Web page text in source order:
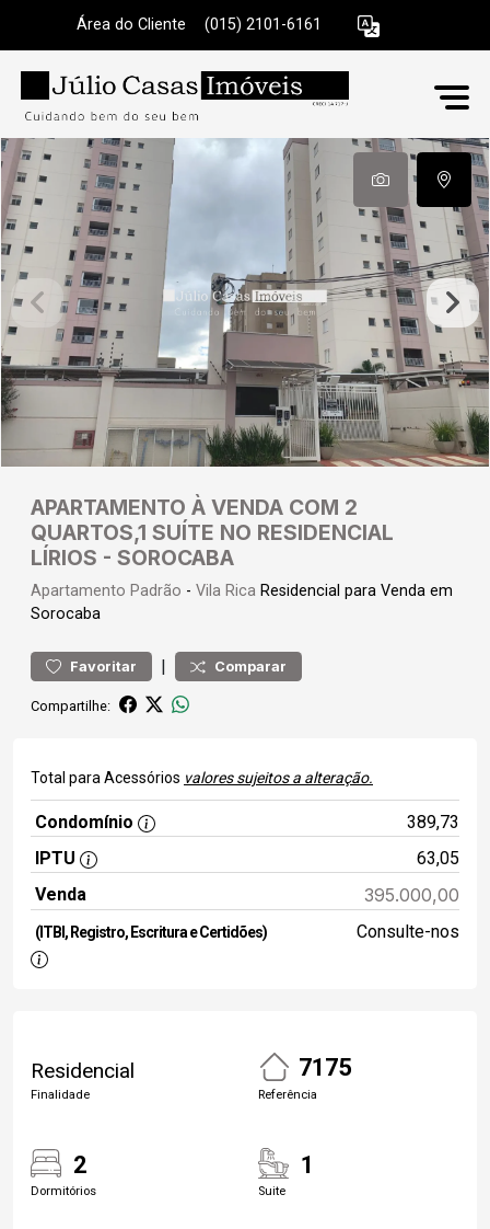
Área do Cliente (015) 2101-6161
APARTAMENTO À VENDA COM 2
QUARTOS,1 SUÍTE NO RESIDENCIAL
LÍRIOS - SOROCABA
Apartamento Padrão - Vila Rica Residencial para Venda em
Sorocaba
Favoritar | Comparar
Compartilhe:
Total para Acessórios valores sujeitos a alteração.
Condomínio
389,73
IPTU
63,05
Venda
395.000,00
(ITBI, Registro, Escritura e Certidões) Consulte-nos
Residencial
Finalidade
7175
Referência
2
Dormitórios
1
Suite